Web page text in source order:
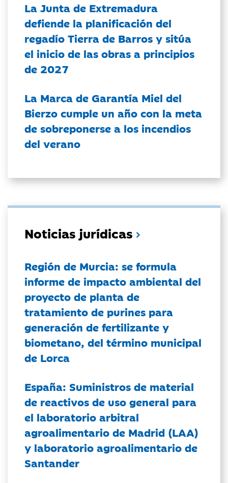
La Junta de Extremadura
defiende la planificación del
regadío Tierra de Barros y sitúa
el inicio de las obras a principios
de 2027
La Marca de Garantía Miel del
Bierzo cumple un año con la meta
de sobreponerse a los incendios
del verano
Noticias jurídicas
Región de Murcia: se formula
informe de impacto ambiental del
proyecto de planta de
tratamiento de purines para
generación de fertilizante y
biometano, del término municipal
de Lorca
España: Suministros de material
de reactivos de uso general para
el laboratorio arbitral
agroalimentario de Madrid (LAA)
y laboratorio agroalimentario de
Santander